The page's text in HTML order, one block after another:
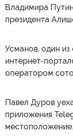
Владимира
президента
Усманов, один
интернет-
оператором
Павел Дуров
приложения
местоположение.